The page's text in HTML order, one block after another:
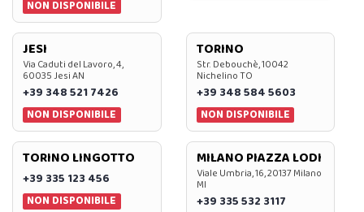
NON DISPONIBILE
JESI
Via Caduti del Lavoro, 4,
60035 Jesi AN
+39 348 521 7426
NON DISPONIBILE
TORINO
Str. Debouchè, 10042
Nichelino TO
+39 348 584 5603
NON DISPONIBILE
TORINO LINGOTTO
+39 335 123 456
NON DISPONIBILE
MILANO PIAZZA LODI
Viale Umbria, 16, 20137 Milano
MI
+39 335 532 3117